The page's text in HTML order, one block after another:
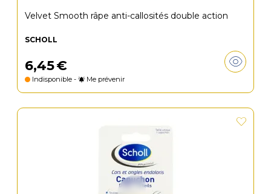
Velvet Smooth râpe anti-callosités double action
SCHOLL
6,45€
Indisponible - Me prévenir